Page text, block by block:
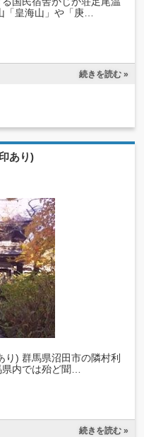
「皇海山」や「庚…
続きを読む »
あり)
) 群馬県沼田市の隣村利
県内では殆ど聞…
続きを読む »